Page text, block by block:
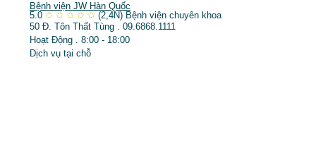
Bệnh viện JW Hàn Quốc
5.0 ✩ ✩ ✩ ✩ ✩ (2,4N) Bệnh viện chuyên khoa
50 Đ. Tôn Thất Tùng . 09.6868.1111
Hoạt Động . 8:00 - 18:00
Dịch vụ tại chỗ